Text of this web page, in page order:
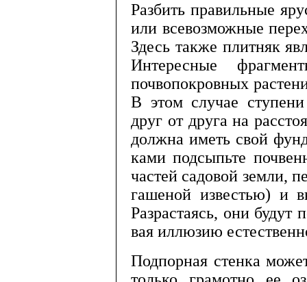
Разбить правильные
или всевозмож­ные
Здесь также плитняк
Интересные
почвопокровных
В этом случае
друг от друга на
должна иметь свой
ками подсыпьте
частей садовой зем­ли,
гашеной известью) и
Разрастаясь, они
вая иллюзию
Подпорная стенка